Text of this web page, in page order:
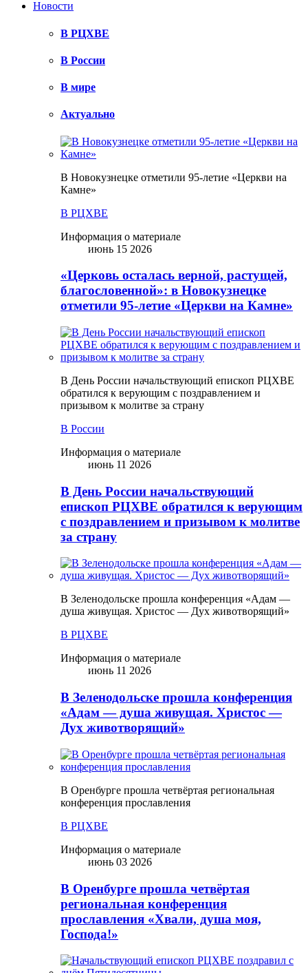
Новости
В РЦХВЕ
В России
В мире
Актуально
В Новокузнецке отметили 95-летие «Церкви на
Камне»
В РЦХВЕ
Информация о материале
июнь 15 2026
«Церковь осталась верной, растущей,
благословенной»: в Новокузнецке
отметили 95-летие «Церкви на Камне»
В День России начальствующий епископ РЦХВЕ
обратился к верующим с поздравлением и
призывом к молитве за страну
В России
Информация о материале
июнь 11 2026
В День России начальствующий
епископ РЦХВЕ обратился к верующим
с поздравлением и призывом к молитве
за страну
В Зеленодольске прошла конференция «Адам —
душа живущая. Христос — Дух животворящий»
В РЦХВЕ
Информация о материале
июнь 11 2026
В Зеленодольске прошла конференция
«Адам — душа живущая. Христос —
Дух животворящий»
В Оренбурге прошла четвёртая региональная
конференция прославления
В РЦХВЕ
Информация о материале
июнь 03 2026
В Оренбурге прошла четвёртая
региональная конференция
прославления «Хвали, душа моя,
Господа!»